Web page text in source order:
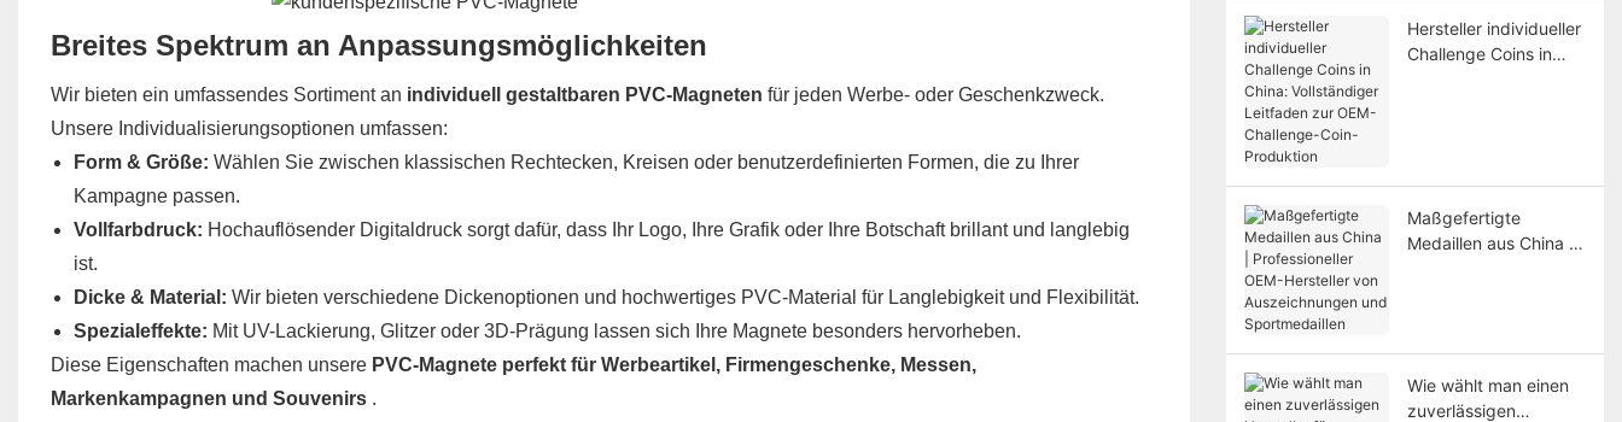
Breites Spektrum an Anpassungsmöglichkeiten
Wir bieten ein umfassendes Sortiment an individuell gestaltbaren PVC-Magneten für jeden Werbe- oder Geschenkzweck.
Unsere Individualisierungsoptionen umfassen:
Form & Größe: Wählen Sie zwischen klassischen Rechtecken, Kreisen oder benutzerdefinierten Formen, die zu Ihrer
Kampagne passen.
Vollfarbdruck: Hochauflösender Digitaldruck sorgt dafür, dass Ihr Logo, Ihre Grafik oder Ihre Botschaft brillant und langlebig
ist.
Dicke & Material: Wir bieten verschiedene Dickenoptionen und hochwertiges PVC-Material für Langlebigkeit und Flexibilität.
Spezialeffekte: Mit UV-Lackierung, Glitzer oder 3D-Prägung lassen sich Ihre Magnete besonders hervorheben.
Diese Eigenschaften machen unsere PVC-Magnete perfekt für Werbeartikel, Firmengeschenke, Messen,
Markenkampagnen und Souvenirs.
Hersteller individueller
Challenge Coins in
Maßgefertigte
Medaillen aus China |
Wie wählt man einen
zuverlässigen